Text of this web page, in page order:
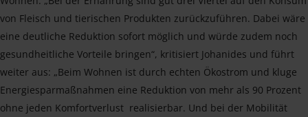
von Fleisch und tierischen Produkten zurückzuführen. Dabei wäre
eine deutliche Reduktion sofort möglich und würde zudem noch
gesundheitliche Vorteile bringen“, kritisiert Johanides und führt
weiter aus: „Beim Wohnen ist durch echten Ökostrom und kluge
Energiesparmaßnahmen eine Reduktion von mehr als 90 Prozent
ohne jeden Komfortverlust realisierbar. Und bei der Mobilität